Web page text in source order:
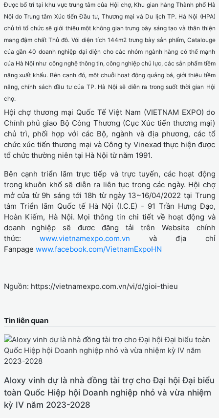
Được bố trí tại khu vực trung tâm của Hội chợ, Khu gian hàng Thành phố Hà
Nội do Trung tâm Xúc tiến Đầu tư, Thương mại và Du lịch TP. Hà Nội (HPA)
chủ trì tổ chức sẽ giới thiệu một không gian trưng bày sáng tạo và thân thiện
mang đậm chất Thủ đô. Với diện tích 144m2 trưng bày sản phẩm, Catalouge
của gần 40 doanh nghiệp đại diện cho các nhóm ngành hàng có thế mạnh
của Hà Nội như công nghệ thông tin, công nghiệp chủ lực, các sản phẩm tiềm
năng xuất khẩu. Bên cạnh đó, một chuỗi hoạt động quảng bá, giới thiệu tiềm
năng, chính sách đầu tư của TP. Hà Nội sẽ diễn ra trong suốt thời gian Hội
chợ.
Hội chợ thương mại Quốc Tế Việt Nam (VIETNAM EXPO) do
Chính phủ giao Bộ Công Thương (Cục Xúc tiến thương mại)
chủ trì, phối hợp với các Bộ, ngành và địa phương, các tổ
chức xúc tiến thương mại và Công ty Vinexad thực hiện được
tổ chức thường niên tại Hà Nội từ năm 1991.
Bên cạnh triển lãm trực tiếp và trực tuyến, các hoạt động
trong khuôn khổ sẽ diễn ra liên tục trong các ngày. Hội chợ
mở cửa từ 9h sáng tới 18h từ ngày 13~16/04/2022 tại Trung
tâm Triển lãm Quốc tế Hà Nội (I.C.E) - 91 Trần Hưng Đạo,
Hoàn Kiếm, Hà Nội. Mọi thông tin chi tiết về hoạt động và
doanh nghiệp sẽ đươc đăng tải trên Website chính
thức: www.vietnamexpo.com.vn và địa chỉ
Fanpage www.facebook.com/VietnamExpoHN
Nguồn: https://vietnamexpo.com.vn/vi/d/gioi-thieu
Tin liên quan
Aloxy vinh dự là nhà đồng tài trợ cho Đại hội Đại biểu
toàn Quốc Hiệp hội Doanh nghiệp nhỏ và vừa nhiệm
kỳ IV năm 2023-2028